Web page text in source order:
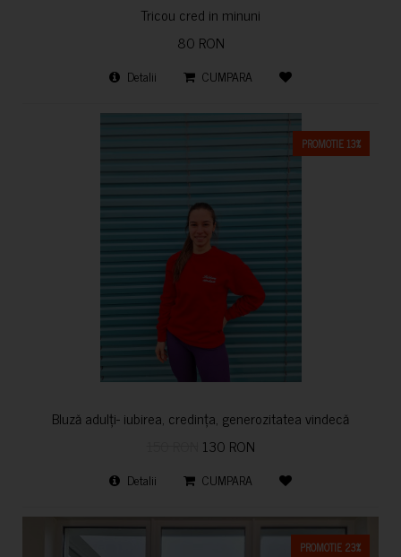
Tricou cred in minuni
80 RON
Detalii CUMPARA
PROMOTIE 13%
Bluză adulți- iubirea, credința, generozitatea vindecă
130 RON
Detalii CUMPARA
PROMOTIE 23%